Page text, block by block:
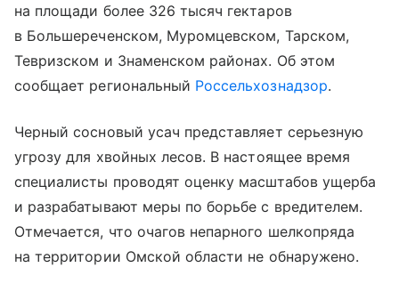
на площади более 326 тысяч гектаров
в Большереченском, Муромцевском, Тарском,
Тевризском и Знаменском районах. Об этом
сообщает региональный Россельхознадзор.
Черный сосновый усач представляет серьезную
угрозу для хвойных лесов. В настоящее время
специалисты проводят оценку масштабов ущерба
и разрабатывают меры по борьбе с вредителем.
Отмечается, что очагов непарного шелкопряда
на территории Омской области не обнаружено.